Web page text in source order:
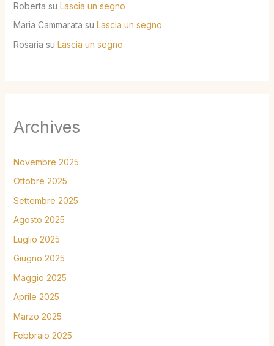
Roberta su Lascia un segno
Maria Cammarata su Lascia un segno
Rosaria su Lascia un segno
Archives
Novembre 2025
Ottobre 2025
Settembre 2025
Agosto 2025
Luglio 2025
Giugno 2025
Maggio 2025
Aprile 2025
Marzo 2025
Febbraio 2025